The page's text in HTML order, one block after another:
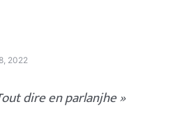
2022
dire en parlanjhe »